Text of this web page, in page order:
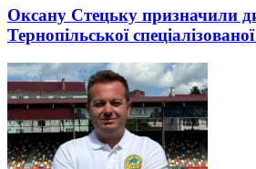
Оксану Стецьку призначили
Тернопільської